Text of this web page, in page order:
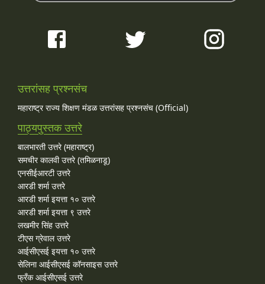
उत्तरांसह प्रश्नसंच
महाराष्ट्र राज्य शिक्षण मंडळ उत्तरांसह प्रश्नसंच (Official)
पाठ्यपुस्तक उत्तरे
बालभारती उत्तरे (महाराष्ट्र)
समचीर कालवी उत्तरे (तमिळनाडू)
एनसीईआरटी उत्तरे
आरडी शर्मा उत्तरे
आरडी शर्मा इयत्ता १० उत्तरे
आरडी शर्मा इयत्ता ९ उत्तरे
लखमीर सिंह उत्तरे
टीएस ग्रेवाल उत्तरे
आईसीएसई इयत्ता १० उत्तरे
सेलिना आईसीएसई कॉनसाइस उत्तरे
फ्रँक आईसीएसई उत्तरे